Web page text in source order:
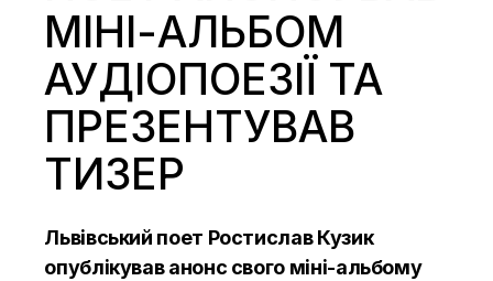
МІНІ-АЛЬБОМ
АУДІОПОЕЗІЇ ТА
ПРЕЗЕНТУВАВ
ТИЗЕР
Львівський поет Ростислав Кузик
опублікував анонс свого міні-альбому